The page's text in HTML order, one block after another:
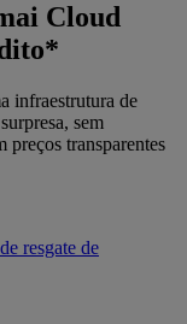
Cloud
infraestrutura de
sem
preços transparentes
resgate de